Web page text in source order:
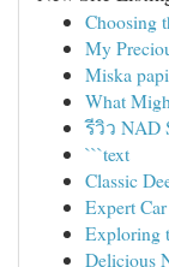
Choosing
My
Miska
What
รีวิว NAD
```text
Classic
Expert
Exploring
Delicious